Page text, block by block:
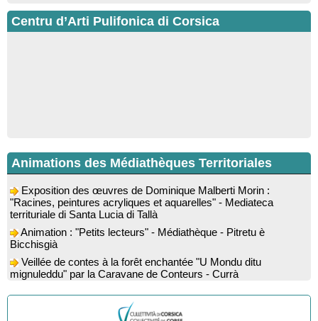
Centru d’Arti Pulifonica di Corsica
Animations des Médiathèques Territoriales
"Racines, peintures acryliques et aquarelles" - Mediateca
territuriale di Santa Lucia di Tallà
Animation : "Petits lecteurs" - Médiathèque - Pitretu è
Bicchisgià
Veillée de contes à la forêt enchantée "U Mondu ditu
mignuleddu" par la Caravane de Conteurs - Currà
Colloque : "Taravu : terre de patrimoines", Regards sur le
patrimoine religieux, roman, thermal et littéraire - Spaziu Jean-
Marc Fiamma - A Sarra di Farru